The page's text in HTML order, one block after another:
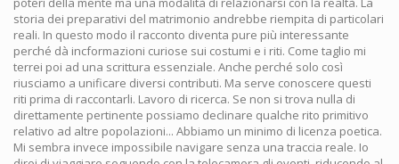
storia dei preparativi del matrimonio andrebbe riempita di particolari
reali. In questo modo il racconto diventa pure più interessante
perché dà incformazioni curiose sui costumi e i riti. Come taglio mi
terrei poi ad una scrittura essenziale. Anche perché solo così
riusciamo a unificare diversi contributi. Ma serve conoscere questi
riti prima di raccontarli. Lavoro di ricerca. Se non si trova nulla di
direttamente pertinente possiamo declinare qualche rito primitivo
relativo ad altre popolazioni... Abbiamo un minimo di licenza poetica.
Mi sembra invece impossibile navigare senza una traccia reale. Io